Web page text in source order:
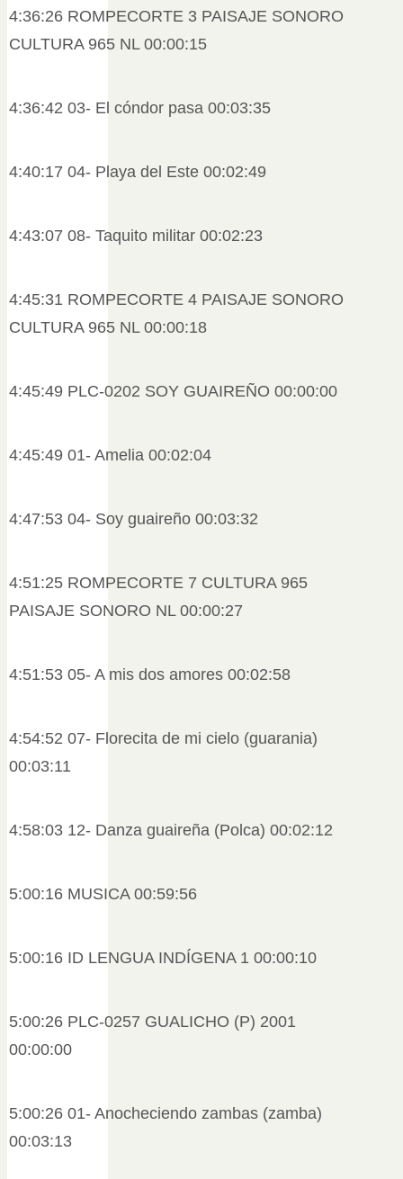
4:36:26 ROMPECORTE 3 PAISAJE SONORO
CULTURA 965 NL 00:00:15
4:36:42 03- El cóndor pasa 00:03:35
4:40:17 04- Playa del Este 00:02:49
4:43:07 08- Taquito militar 00:02:23
4:45:31 ROMPECORTE 4 PAISAJE SONORO
CULTURA 965 NL 00:00:18
4:45:49 PLC-0202 SOY GUAIREÑO 00:00:00
4:45:49 01- Amelia 00:02:04
4:47:53 04- Soy guaireño 00:03:32
4:51:25 ROMPECORTE 7 CULTURA 965
PAISAJE SONORO NL 00:00:27
4:51:53 05- A mis dos amores 00:02:58
4:54:52 07- Florecita de mi cielo (guarania)
00:03:11
4:58:03 12- Danza guaireña (Polca) 00:02:12
5:00:16 MUSICA 00:59:56
5:00:16 ID LENGUA INDÍGENA 1 00:00:10
5:00:26 PLC-0257 GUALICHO (P) 2001
00:00:00
5:00:26 01- Anocheciendo zambas (zamba)
00:03:13